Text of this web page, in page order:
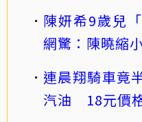
陳妍希9歲兒
網驚：陳曉縮
連晨翔騎車竟
汽油 18元價